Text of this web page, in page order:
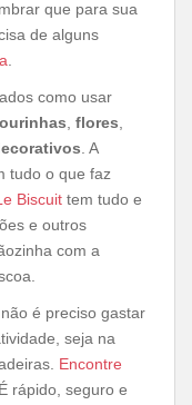
que para sua
de alguns
.
como usar
, flores,
. A
tudo o que faz
Biscuit tem tudo e
e outros
com a
é preciso gastar
seja na
Encontre
rápido, seguro e